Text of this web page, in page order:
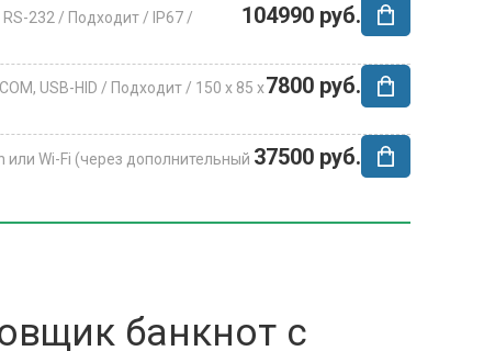
232 / Подходит / IP67 /
104990 руб.
USB-HID / Подходит / 150 х 85 х7800 руб.
или Wi-Fi (через дополнительный 37500 руб.
банкнот с